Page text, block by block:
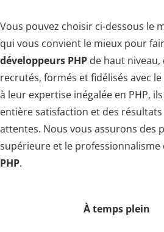
Vous pouvez choisir ci-dessous le
qui vous convient le mieux pour
développeurs PHP de haut
recrutés, formés et fidélisés avec
à leur expertise inégalée en PHP,
entière satisfaction et des
attentes. Nous vous assurons des
supérieure et le professionnalisme
PHP.
À temps plein